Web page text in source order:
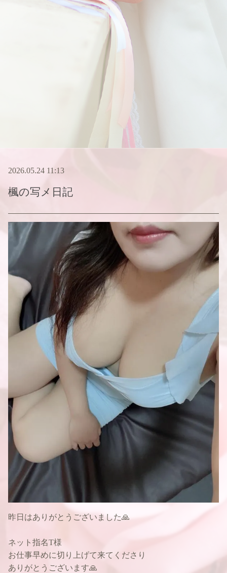
2026.05.24 11:13
楓の写メ日記
昨日はありがとうございました🙏
ネット指名T様
お仕事早めに切り上げて来てくださり
ありがとうございます🙏